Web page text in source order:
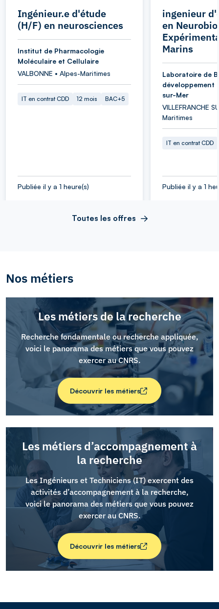
Ingénieur.e d'étude
(H/F) en neurosciences
Institut de Pharmacologie
Moléculaire et Cellulaire
VALBONNE • Alpes-Maritimes
IT en contrat CDD 12 mois BAC+5
Publiée il y a 1 heure(s)
ingenieur
en
Marins
Laboratoire de
développement
sur-Mer
VILLEFRANCHE
Maritimes
IT en contrat CDD
Publiée il y a 1
Toutes les offres
Nos métiers
Les métiers de la recherche
Recherche fondamentale ou recherche appliquée,
voici le panorama des métiers que vous pouvez
exercer au CNRS.
Découvrir les métiers
Découvrir les métiers
Les métiers d’accompagnement à
la recherche
Les Ingénieurs et Techniciens (IT) exercent des
activités d’accompagnement à la recherche,
voici le panorama des métiers que vous pouvez
exercer au CNRS.
Découvrir les métiers
d’accompagnement à la recherche